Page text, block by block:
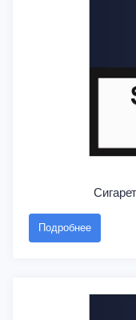
Подробнее